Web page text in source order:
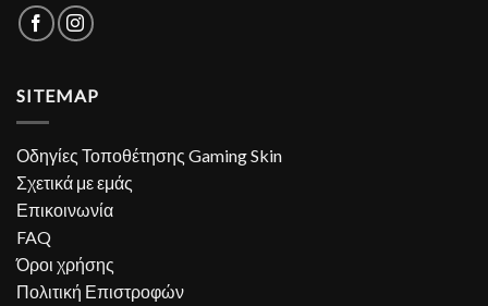
SITEMAP
Οδηγίες Τοποθέτησης Gaming Skin
Σχετικά με εμάς
Επικοινωνία
FAQ
Όροι χρήσης
Πολιτική Επιστροφών